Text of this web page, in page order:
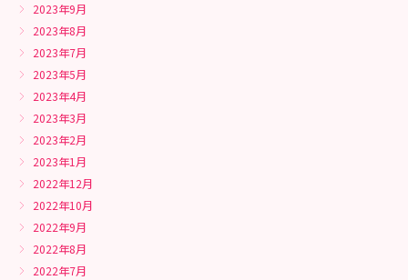
2023年9月
2023年8月
2023年7月
2023年5月
2023年4月
2023年3月
2023年2月
2023年1月
2022年12月
2022年10月
2022年9月
2022年8月
2022年7月